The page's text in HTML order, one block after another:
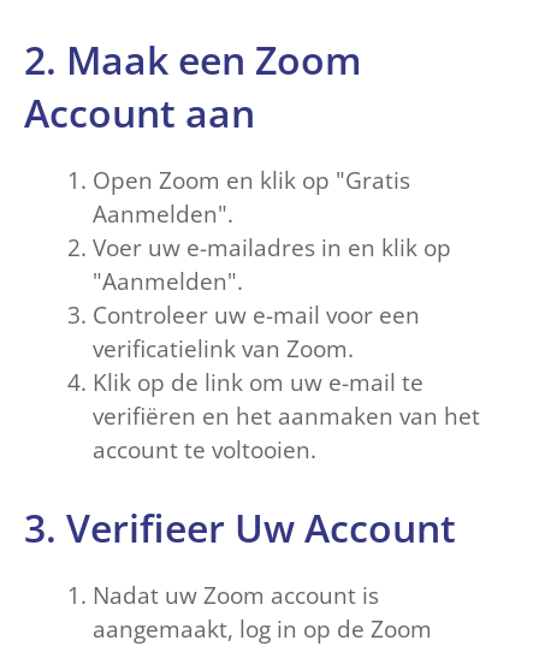
2. Maak een Zoom
Account aan
Open Zoom en klik op "Gratis
Aanmelden".
Voer uw e-mailadres in en klik op
"Aanmelden".
Controleer uw e-mail voor een
verificatielink van Zoom.
Klik op de link om uw e-mail te
verifiëren en het aanmaken van het
account te voltooien.
3. Verifieer Uw Account
Nadat uw Zoom account is
aangemaakt, log in op de Zoom